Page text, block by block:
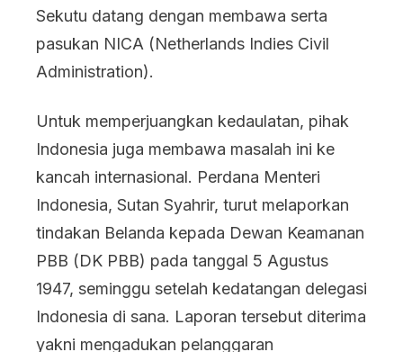
Sekutu datang dengan membawa serta
pasukan NICA (Netherlands Indies Civil
Administration).
Untuk memperjuangkan kedaulatan, pihak
Indonesia juga membawa masalah ini ke
kancah internasional. Perdana Menteri
Indonesia, Sutan Syahrir, turut melaporkan
tindakan Belanda kepada Dewan Keamanan
PBB (DK PBB) pada tanggal 5 Agustus
1947, seminggu setelah kedatangan delegasi
Indonesia di sana. Laporan tersebut diterima
yakni mengadukan pelanggaran